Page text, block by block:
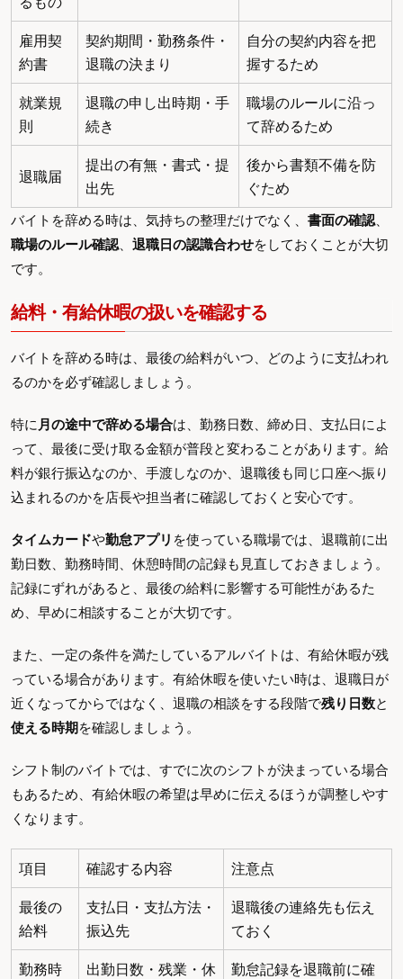
雇用契
約書
契約期間・勤務条件・
退職の決まり
自分の契約内容を把
握するため
就業規
則
退職の申し出時期・手
続き
職場のルールに沿っ
て辞めるため
退職届
提出の有無・書式・提
出先
後から書類不備を防
ぐため
バイトを辞める時は、気持ちの整理だけでなく、 書面の確認、
職場のルール確認、 退職日の認識合わせをしておくことが大切
です。
給料・有給休暇の扱いを確認する
バイトを辞める時は、最後の給料がいつ、どのように支払われ
るのかを必ず確認しましょう。
特に 月の途中で辞める場合は、勤務日数、締め日、支払日によ
って、最後に受け取る金額が普段と変わることがあります。給
料が銀行振込なのか、手渡しなのか、退職後も同じ口座へ振り
込まれるのかを店長や担当者に確認しておくと安心です。
タイムカードや勤怠アプリ を使っている職場では、退職前に出
勤日数、勤務時間、休憩時間の記録も見直しておきましょう。
記録にずれがあると、最後の給料に影響する可能性があるた
め、早めに相談することが大切です。
また、一定の条件を満たしているアルバイトは、有給休暇が残
っている場合があります。有給休暇を使いたい時は、退職日が
近くなってからではなく、退職の相談をする段階で残り日数と
使える時期 を確認しましょう。
シフト制のバイトでは、すでに次のシフトが決まっている場合
もあるため、有給休暇の希望は早めに伝えるほうが調整しやす
くなります。
項目 確認する内容 注意点
最後の
給料
支払日・支払方法・
振込先
退職後の連絡先も伝え
ておく
勤務時
出勤日数・残業・休
勤怠記録を退職前に確